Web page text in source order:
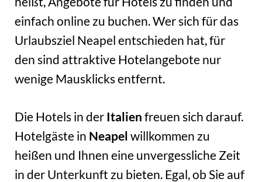
einfach online zu buchen. Wer sich für das
Urlaubsziel Neapel entschieden hat, für
den sind attraktive Hotelangebote nur
wenige Mausklicks entfernt.
Die Hotels in derItalienfreuen sich darauf.
Hotelgäste in Neapelwillkommen zu
heißen und Ihnen eine unvergessliche Zeit
in der Unterkunft zu bieten. Egal, ob Sie auf